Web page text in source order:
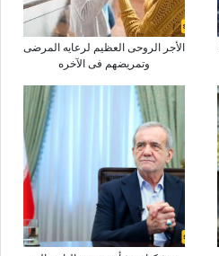
الأجر الروحی العظیم لرعایه المرضى
وتمریضهم فی الآخره